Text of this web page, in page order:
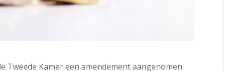
Tweede Kamer een amendement aangenomen